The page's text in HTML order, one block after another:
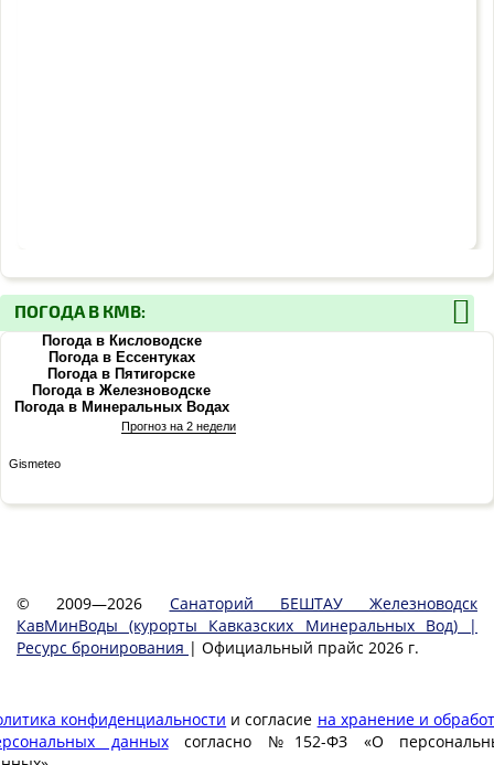
ПОГОДА В КМВ:
Погода в Кисловодске
Погода в Ессентуках
Погода в Пятигорске
Погода в Железноводске
Погода в Минеральных Водах
Gismeteo
Прогноз на 2 недели
© 2009—2026 Санаторий БЕШТАУ Железноводск
КавМинВоды (курорты Кавказских Минеральных Вод) |
Ресурс бронирования | Официальный прайс 2026 г.
конфиденциальности и согласие на хранение и
данныхсогласно №152-ФЗ «О